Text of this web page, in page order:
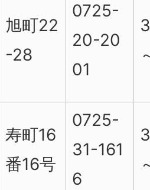
旭町22
-28
0725-
20-20
01
寿町16
番16号
0725-
31-161
6